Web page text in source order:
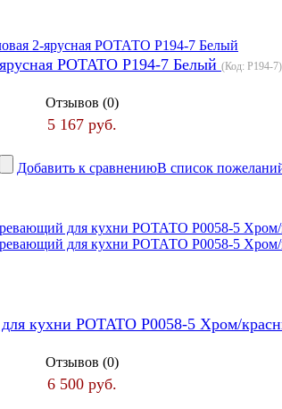
РОТАТО P194-7 Белый (Код: P194-7)
Отзывов (0)
5 167 руб.
Добавить к сравнениюВ список
кухни РОТАТО Р0058-5 Хром/
Отзывов (0)
6 500 руб.